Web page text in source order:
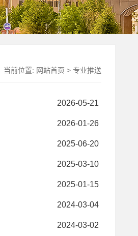
当前位置: 网站首页 > 专业推送
2026-05-21
2026-01-26
2025-06-20
2025-03-10
2025-01-15
2024-03-04
2024-03-02